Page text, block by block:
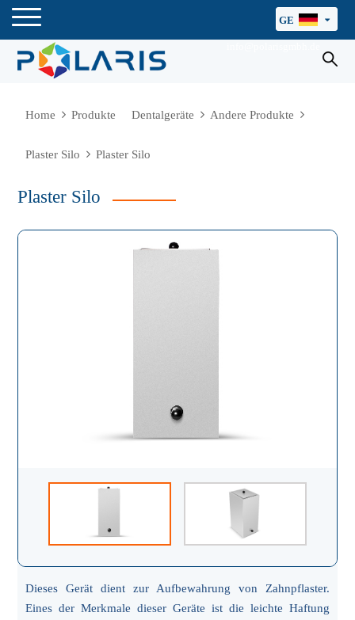
GE
Home Produkte Dentalgeräte Andere Produkte
Plaster Silo Plaster Silo
Plaster Silo
Dieses Gerät dient zur Aufbewahrung von Zahnpflaster.
Eines der Merkmale dieser Geräte ist die leichte Haftung